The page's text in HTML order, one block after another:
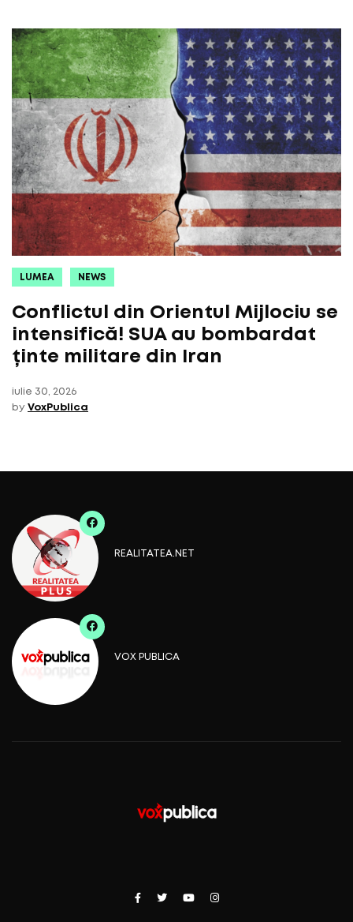
LUMEA NEWS
Conflictul din Orientul Mijlociu se
intensifică! SUA au bombardat
ținte militare din Iran
iulie 30, 2026
by VoxPublica
REALITATEA.NET
VOX PUBLICA